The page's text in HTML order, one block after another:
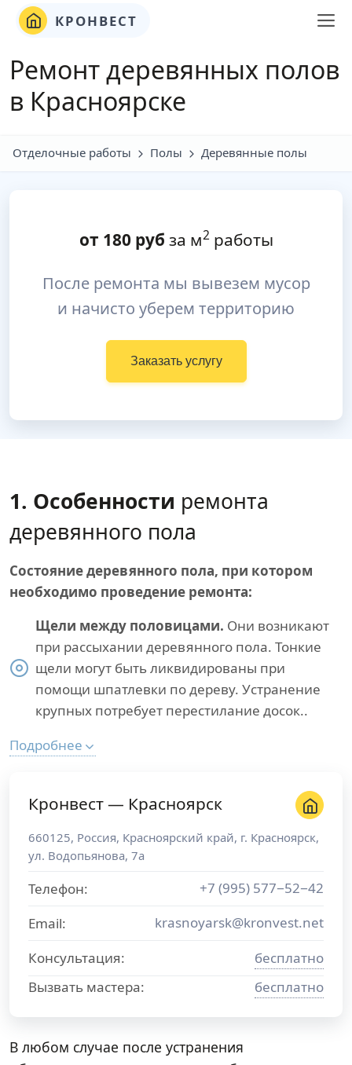
КРОНВЕСТ
Ремонт деревянных полов
в Красноярске
Отделочные работы Полы Деревянные полы
от 180руб за м2работы
После ремонта мы вывезем мусор
и начисто уберем территорию
Заказать услугу
1. Особенности ремонта
деревянного пола
Состояние деревянного пола, при котором
необходимо проведение ремонта:
Щели между половицами. Они возникают
при рассыхании деревянного пола. Тонкие
щели могут быть ликвидированы при
помощи шпатлевки по дереву. Устранение
крупных потребует перестилание досок..
Подробнее
Кронвест — Красноярск
660125, Россия, Красноярский край, г. Красноярск,
ул. Водопьянова, 7а
Телефон:
+7 (995) 577−52−42
Email:
krasnoyarsk@kronvest.net
Консультация:
бесплатно
Вызвать мастера:
бесплатно
В любом случае после устранения